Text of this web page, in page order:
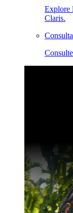
Explore
Claris.